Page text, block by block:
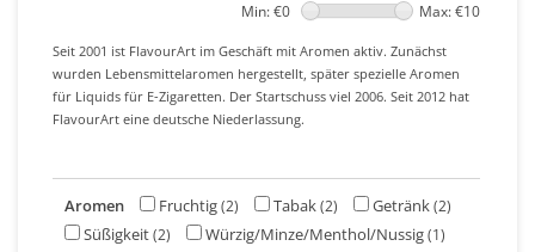
Min: €0 Max: €10
Seit 2001 ist FlavourArt im Geschäft mit Aromen aktiv. Zunächst
wurden Lebensmittelaromen hergestellt, später spezielle Aromen
für Liquids für E-Zigaretten. Der Startschuss viel 2006. Seit 2012 hat
FlavourArt eine deutsche Niederlassung.
Aromen Fruchtig(2) Tabak(2) Getränk(2)
Süßigkeit(2) Würzig/Minze/Menthol/Nussig(1)